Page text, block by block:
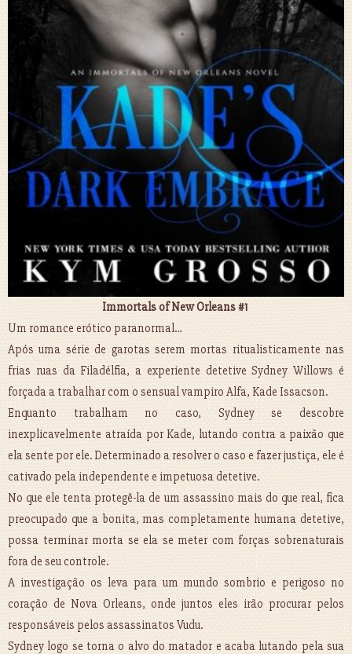
Immortals of New Orleans #1
Um romance erótico paranormal…
Após uma série de garotas serem mortas ritualisticamente nas
frias ruas da Filadélfia, a experiente detetive Sydney Willows é
forçada a trabalhar com o sensual vampiro Alfa, Kade Issacson.
Enquanto trabalham no caso, Sydney se descobre
inexplicavelmente atraída por Kade, lutando contra a paixão que
ela sente por ele. Determinado a resolver o caso e fazer justiça, ele é
cativado pela independente e impetuosa detetive.
No que ele tenta protegê-la de um assassino mais do que real, fica
preocupado que a bonita, mas completamente humana detetive,
possa terminar morta se ela se meter com forças sobrenaturais
fora de seu controle.
A investigação os leva para um mundo sombrio e perigoso no
coração de Nova Orleans, onde juntos eles irão procurar pelos
responsáveis pelos assassinatos Vudu.
Sydney logo se torna o alvo do matador e acaba lutando pela sua